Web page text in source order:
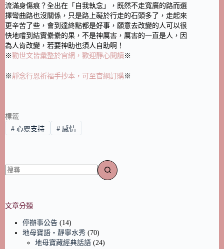
流滿身傷痕？全出在「自我執念」，既然不走寬廣的路而選
擇彎曲路也沒關係，只是路上礙於行走的石頭多了，走起來
更辛苦了些，會到達終點都是好事，願意去改變的人可以很
快地嚐到結實纍纍的果，不是神厲害，厲害的一直是人，因
為人肯改變，若要神助也須人自助啊！
※勸世文皆彙整於官網，歡迎靜心閱讀※
※靜念行恩祈福手抄本，可至官網訂購※
標籤
#心靈支持 #感情
文章分類
停辦事公告 (14)
地母寶語‧靜寧水秀 (70)
地母寶藏經典話語 (24)